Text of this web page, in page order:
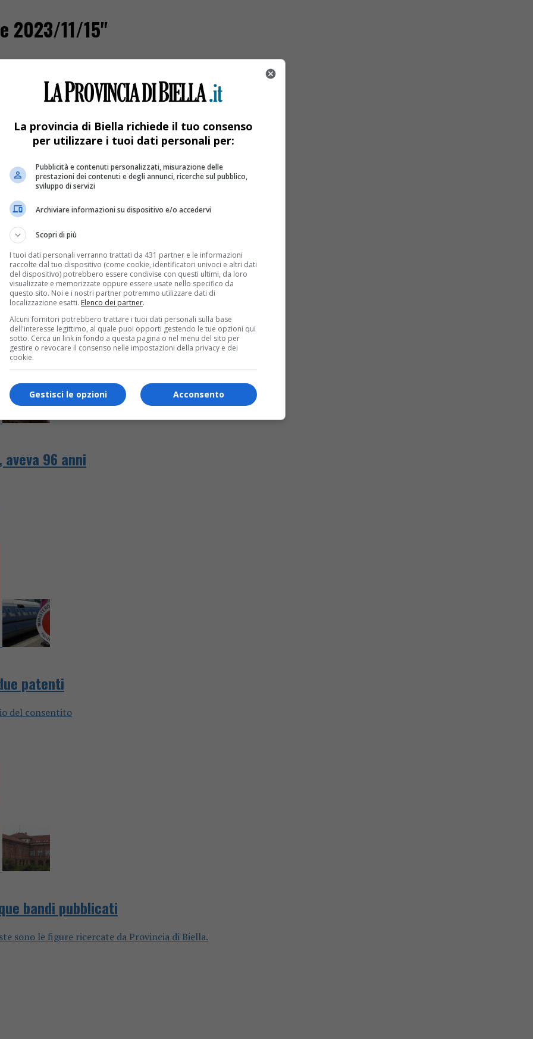
2023/11/15"
per limitare l’immigrazione di massa
96 anni
patenti
del consentito
bandi pubblicati
sono le figure ricercate da Provincia di Biella.
La provincia di Biella richiede il tuo consenso
per utilizzare i tuoi dati personali per:
Pubblicità e contenuti personalizzati, misurazione delle
prestazioni dei contenuti e degli annunci, ricerche sul pubblico,
sviluppo di servizi
Archiviare informazioni su dispositivo e/o accedervi
Scopri di più
I tuoi dati personali verranno trattati da 431 partner e le informazioni
raccolte dal tuo dispositivo (come cookie, identificatori univoci e altri dati
del dispositivo) potrebbero essere condivise con questi ultimi, da loro
visualizzate e memorizzate oppure essere usate nello specifico da
questo sito. Noi e i nostri partner potremmo utilizzare dati di
localizzazione esatti. Elenco dei partner.
Alcuni fornitori potrebbero trattare i tuoi dati personali sulla base
dell'interesse legittimo, al quale puoi opporti gestendo le tue opzioni qui
sotto. Cerca un link in fondo a questa pagina o nel menu del sito per
gestire o revocare il consenso nelle impostazioni della privacy e dei
cookie.
Acconsento
Gestisci le opzioni